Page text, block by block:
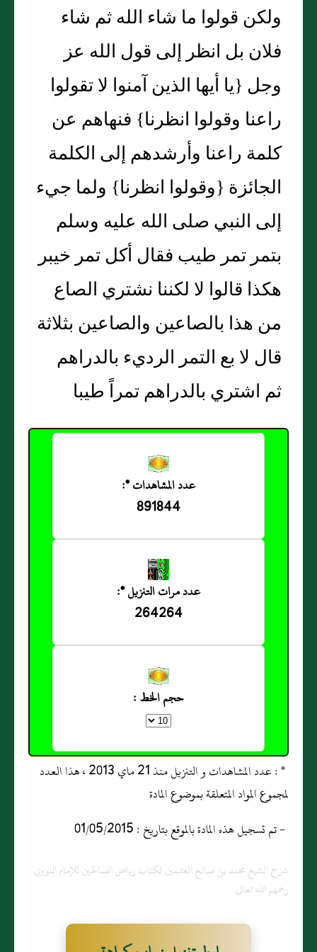
ولكن قولوا ما شاء الله ثم شاء
فلان بل انظر إلى قول الله عز
وجل {يا أيها الذين آمنوا لا تقولوا
راعنا وقولوا انظرنا} فنهاهم عن
كلمة راعنا وأرشدهم إلى الكلمة
الجائزة {وقولوا انظرنا} ولما جيء
إلى النبي صلى الله عليه وسلم
بتمر تمر طيب فقال أكل تمر خيبر
هكذا قالوا لا لكننا نشتري الصاع
من هذا بالصاعين والصاعين بثلاثة
قال لا بع التمر الرديء بالدراهم
ثم اشتري بالدراهم تمراً طيبا
عدد المشاهدات *:
891844
عدد مرات التنزيل *:
264264
حجم الخط :
* : عدد المشاهدات و التنزيل منذ 21 ماي 2013 ، هذا العدد
لمجموع المواد المتعلقة بموضوع المادة
- تم تسجيل هذه المادة بالموقع بتاريخ : 01/05/2015
شرح الشيخ محمد بن صالح العثيمين لكتاب رياض الصالحين للإمام النووي
رحمهم الله تعالى